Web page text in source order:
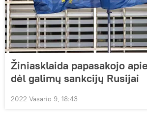
Žiniasklaida papasakojo
dėl galimų sankcijų Rusijai
2022 Vasario 9, 18:43